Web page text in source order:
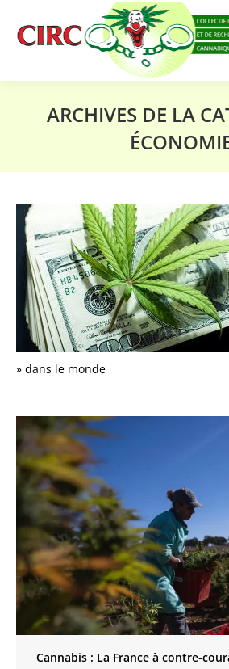
ARCHIVES DE LA
» dans le monde
Cannabis : La France à contre-